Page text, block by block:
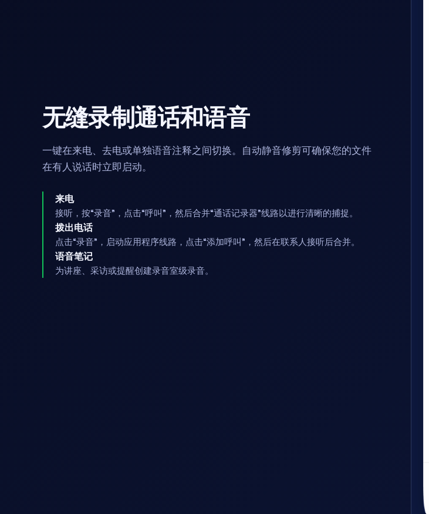
无缝录制通话和语音
一键在来电、去电或单独语音注释之间切换。自动静音修剪可确保您的文件
在有人说话时立即启动。
来电
接听，按“录音”，点击“呼叫”，然后合并“通话记录器”线路以进行清晰的捕捉。
拨出电话
点击“录音”，启动应用程序线路，点击“添加呼叫”，然后在联系人接听后合并。
语音笔记
为讲座、采访或提醒创建录音室级录音。